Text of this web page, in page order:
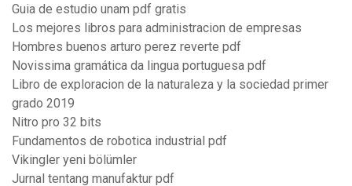
Guia de estudio unam pdf gratis
Los mejores libros para administracion de empresas
Hombres buenos arturo perez reverte pdf
Novissima gramática da lingua portuguesa pdf
Libro de exploracion de la naturaleza y la sociedad primer
grado 2019
Nitro pro 32 bits
Fundamentos de robotica industrial pdf
Vikingler yeni bölümler
Jurnal tentang manufaktur pdf